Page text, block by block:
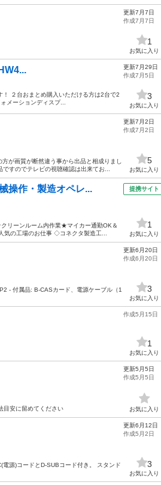
更新7月7日
作成7月7日
1
お気に入り
２台おまとめ購入いただける方は2台で2
メーションディスプ...
更新7月29日
作成7月5日
3
お気に入り
が画質が断然違う事から出品と相成りまし
すのでテレビの視聴確認は出来てお...
更新7月2日
作成7月2日
5
お気に入り
操作・製造オペレ...
リーンルーム内作業★マイカー通勤OK＆
の工場のお仕事 ◇コネクタ製造工...
提携サイト
1
お気に入り
- 付属品: B-CASカード、電源ケーブル（1
更新6月20日
作成6月20日
3
お気に入り
作成5月15日
1
お気に入り
安に留めてください
更新5月5日
作成5月5日
お気に入り
源)コードとD-SUBコード付き。 スタンド
更新6月12日
作成5月2日
3
お気に入り